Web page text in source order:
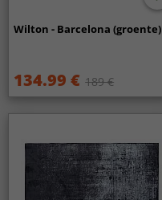
Wilton - Barcelona (groente)
134.99 € 189 €